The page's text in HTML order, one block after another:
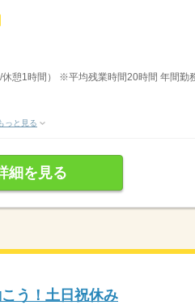
憩1時間） ※平均残業時間20時間 年間勤
っと見る
細を見る
う！土日祝休み